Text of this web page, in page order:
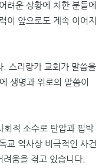
려운 상황에 처한 분들에
이 앞으로도 계속 이어지
스리랑카 교회가 말씀을
생명과 위로의 말씀이
회적 소수로 탄압과 핍박
교 역사상 비극적인 사건
려움을 겪고 있습니다